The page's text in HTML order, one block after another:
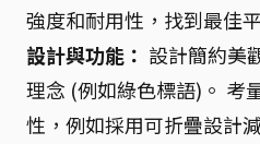
強度和耐用性，找到最佳
設計與功能： 設計簡約美
理念 (例如綠色標語)。 考
性，例如採用可折疊設計